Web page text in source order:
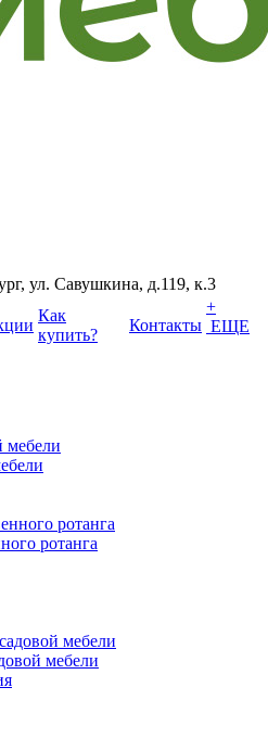
ул. Савушкина, д.119, к.3
Как
купить?
Контакты
+
ЕЩЕ
ротанга
мебели